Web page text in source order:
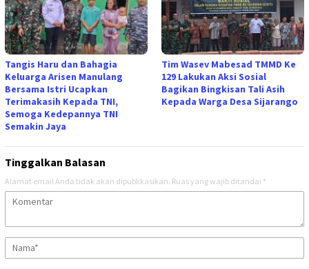
Tangis Haru dan Bahagia
Keluarga Arisen Manulang
Bersama Istri Ucapkan
Terimakasih Kepada TNI,
Semoga Kedepannya TNI
Semakin Jaya
Tim Wasev Mabesad TMMD Ke
129 Lakukan Aksi Sosial
Bagikan Bingkisan Tali Asih
Kepada Warga Desa Sijarango
Tinggalkan Balasan
Alamat email Anda tidak akan dipublikasikan. Ruas yang wajib ditandai *